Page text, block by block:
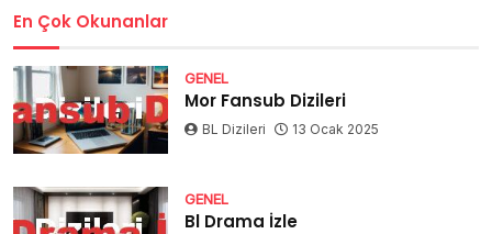
En Çok Okunanlar
GENEL
Mor Fansub Dizileri
BL Dizileri 13 Ocak 2025
GENEL
Bl Drama İzle